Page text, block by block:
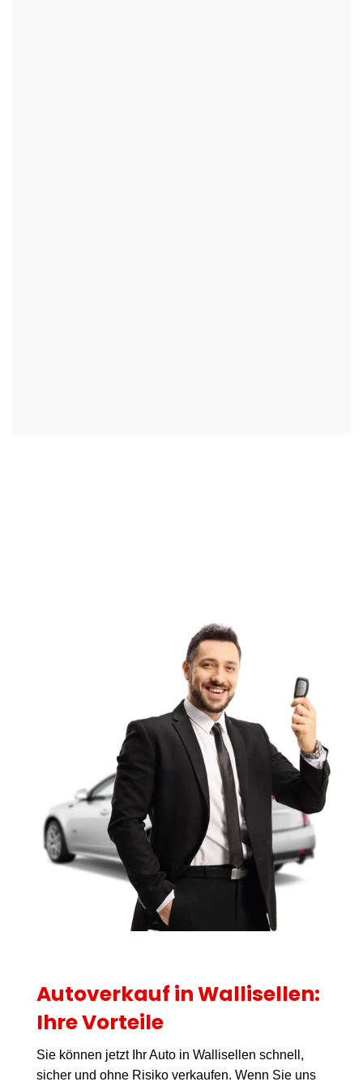
Autoverkauf in Wallisellen:
Ihre Vorteile
Sie können jetzt Ihr Auto in Wallisellen schnell,
sicher und ohne Risiko verkaufen. Wenn Sie uns